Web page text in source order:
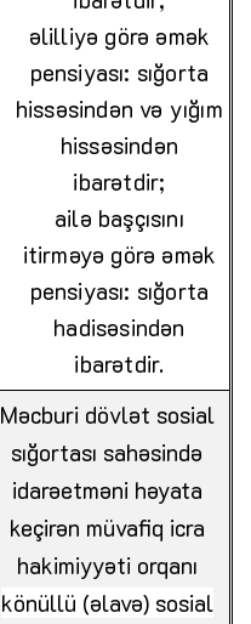
əlilliyə görə əmək
pensiyası: sığorta
hissəsindən və yığım
hissəsindən
ibarətdir;
ailə başçısını
itirməyə görə əmək
pensiyası: sığorta
hadisəsindən
ibarətdir.
Məcburi dövlət sosial
sığortası sahəsində
idarəetməni həyata
keçirən müvafiq icra
hakimiyyəti orqanı
könüllü (əlavə) sosial